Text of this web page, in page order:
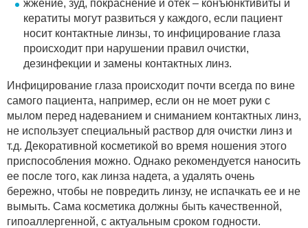
жжение, зуд, покраснение и отек – конъюнктивиты и
кератиты могут развиться у каждого, если пациент
носит контактные линзы, то инфицирование глаза
происходит при нарушении правил очистки,
дезинфекции и замены контактных линз.
Инфицирование глаза происходит почти всегда по вине
самого пациента, например, если он не моет руки с
мылом перед надеванием и сниманием контактных линз,
не использует специальный раствор для очистки линз и
т.д. Декоративной косметикой во время ношения этого
приспособления можно. Однако рекомендуется наносить
ее после того, как линза надета, а удалять очень
бережно, чтобы не повредить линзу, не испачкать ее и не
вымыть. Сама косметика должны быть качественной,
гипоаллергенной, с актуальным сроком годности.